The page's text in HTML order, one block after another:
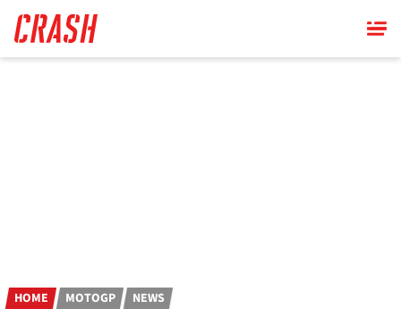
main
content
HOME MOTOGP NEWS